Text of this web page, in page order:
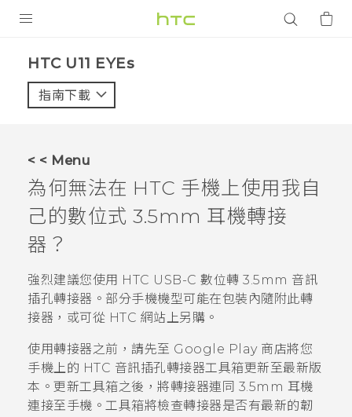
VIVE
VIVERSE
應用程式
支援服務
登入
HTC U11 EYEs‎
指南下載
< < Menu
為何無法在 HTC 手機上使用我自
己的數位式 3.5mm 耳機轉接
器？
強烈建議您使用 HTC USB-C 數位轉 3.5mm 音訊
插孔轉接器 。部分手機機型可能在包裝內隨附此轉
接器，或可從 HTC 網站上另購。
使用轉接器之前，請先至 Google Play 商店將您
手機上的 HTC 音訊插孔轉接器工具箱更新至最新版
本。更新工具箱之後，將轉接器連同 3.5mm 耳機
連接至手機。工具箱將檢查轉接器是否有最新的韌